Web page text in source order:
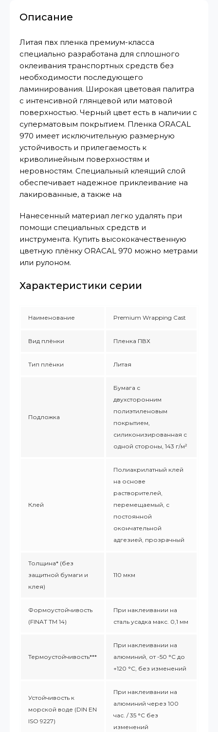
Описание
Литая пвх пленка премиум-класса
специально разработана для сплошного
оклеивания транспортных средств без
необходимости последующего
ламинирования. Широкая цветовая палитра
с интенсивной глянцевой или матовой
поверхностью. Черный цвет есть в наличии с
суперматовым покрытием. Пленка ORACAL
970 имеет исключительную размерную
устойчивость и прилегаемость к
криволинейным поверхностям и
неровностям. Специальный клеящий слой
обеспечивает надежное приклеивание на
лакированные, а также на
Нанесенный материал легко удалять при
помощи специальных средств и
инструмента. Купить высококачественную
цветную плёнку ORACAL 970 можно метрами
или рулоном.
Характеристики серии
Наименование Premium Wrapping Cast
Вид плёнки Пленка ПВХ
Тип плёнки Литая
Подложка
Бумага с
двухсторонним
полиэтиленовым
покрытием,
силиконизированная с
одной стороны, 143 г/м²
Клей
Полиакрилатный клей
на основе
растворителей,
перемещаемый, с
постоянной
окончательной
адгезией, прозрачный
Толщина* (без
защитной бумаги и
клея)
110 мкм
Формоустойчивость
(FINAT TM 14)
При наклеивании на
сталь усадка макс. 0,1 мм
Термоустойчивость***
При наклеивании на
алюминий, от -50 °С до
+120 °С, без изменений
Устойчивость к
морской воде (DIN EN
ISO 9227)
При наклеивании на
алюминий через 100
час. / 35 °C без
изменений